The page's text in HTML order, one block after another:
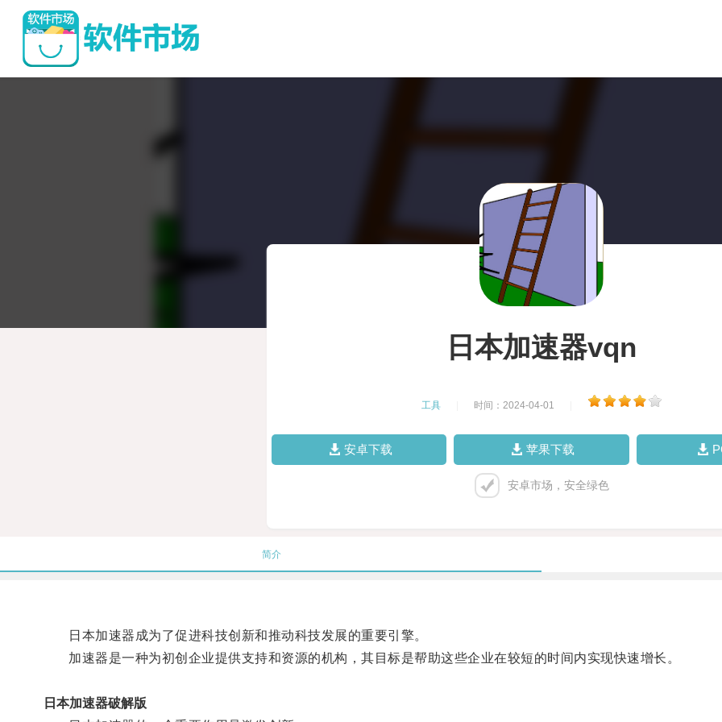
日本加速器vqn
工具 时间：2024-04-01
安卓下载 苹果下载
安卓市场，安全绿色
简介
日本加速器成为了促进科技创新和推动科技发展的重要引擎。
加速器是一种为初创企业提供支持和资源的机构，其目标是帮助这些企业在较短的时间内实现快速增长。
日本加速器破解版